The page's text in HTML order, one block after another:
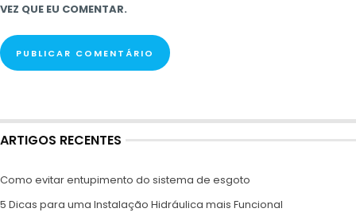
VEZ QUE EU COMENTAR.
ARTIGOS RECENTES
Como evitar entupimento do sistema de esgoto
5 Dicas para uma Instalação Hidráulica mais Funcional